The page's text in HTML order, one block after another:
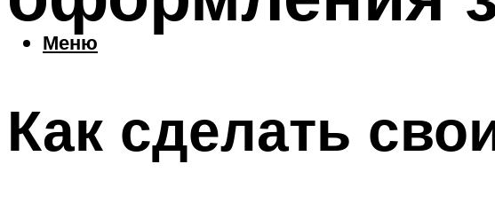
Меню
Как сделать